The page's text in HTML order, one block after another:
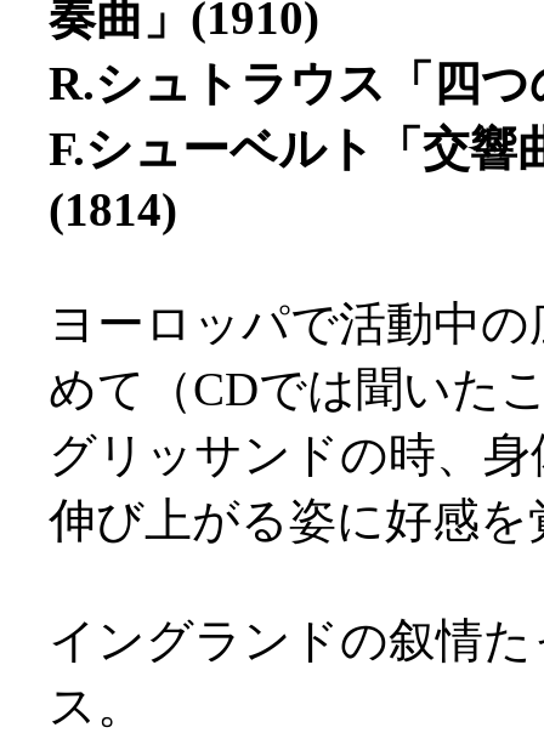
奏曲」(1910)
R.シュトラウス「四つ
F.シューベルト「交響
(1814)
ヨーロッパで活動中
めて（CDでは聞いた
グリッサンドの時、
伸び上がる姿に好感
イングランドの叙情
ス。